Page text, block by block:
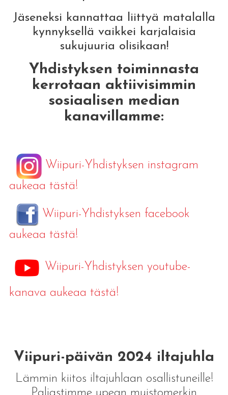
Jäseneksi kannattaa liittyä matalalla
kynnyksellä vaikkei karjalaisia
sukujuuria olisikaan!
Yhdistyksen toiminnasta
kerrotaan aktiivisimmin
sosiaalisen median
kanavillamme:
Wiipuri-Yhdistyksen instagram
aukeaa tästä!
Wiipuri-Yhdistyksen facebook
aukeaa tästä!
Wiipuri-Yhdistyksen youtube-
kanava aukeaa tästä!
Viipuri-päivän 2024 iltajuhla
Lämmin kiitos iltajuhlaan osallistuneille!